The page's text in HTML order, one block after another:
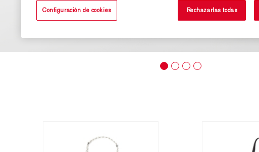
Configuración de cookies Rechazarlas todas